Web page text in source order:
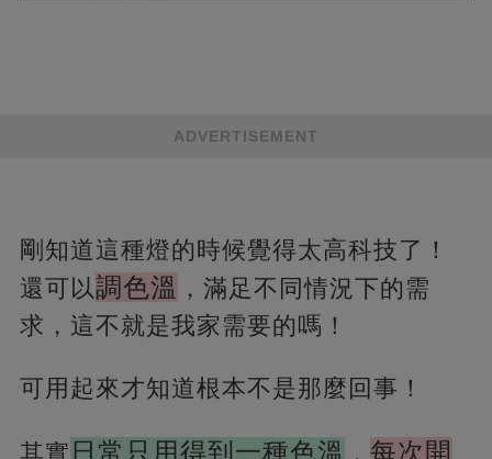
ADVERTISEMENT
剛知道這種燈的時候覺得太高科技了！
還可以調色溫 ，滿足不同情況下的需
求，這不就是我家需要的嗎！
可用起來才知道根本不是那麼回事！
其實 日常只用得到一種色溫 ， 每次開